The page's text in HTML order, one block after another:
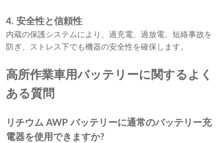
4. 安全性と信頼性
内蔵の保護システムにより、過充電、過放電、短絡事故を
防ぎ、ストレス下でも機器の安全性を確保します。
高所作業車用バッテリーに関するよく
ある質問
リチウム AWP バッテリーに通常のバッテリー充
電器を使用できますか?